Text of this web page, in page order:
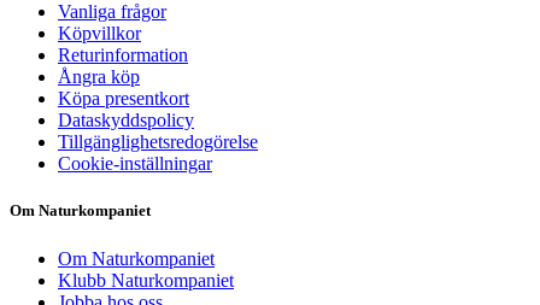
Vanliga frågor
Köpvillkor
Returinformation
Ångra köp
Köpa presentkort
Dataskyddspolicy
Tillgänglighetsredogörelse
Cookie-inställningar
Om Naturkompaniet
Om Naturkompaniet
Klubb Naturkompaniet